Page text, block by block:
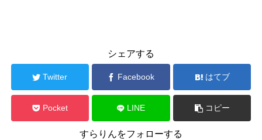
シェアする
Twitter Facebook はてブ
Pocket LINE コピー
すらりんをフォローする